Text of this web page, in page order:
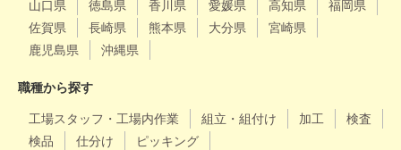
山口県
徳島県 香川県 愛媛県 高知県
福岡県
佐賀県
長崎県 熊本県 大分県
宮崎県
鹿児島県
沖縄県
職種から探す
工場スタッフ・工場内作業 組立・組付け 加工
検査
検品
仕分け
ピッキング